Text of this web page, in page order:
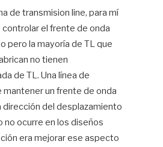
de transmision line, para mí
controlar el frente de onda
pero la mayoría de TL que
no tienen
de TL. Una línea de
mantener un frente de onda
dirección del desplazamiento
no ocurre en los diseños
era mejorar ese aspecto